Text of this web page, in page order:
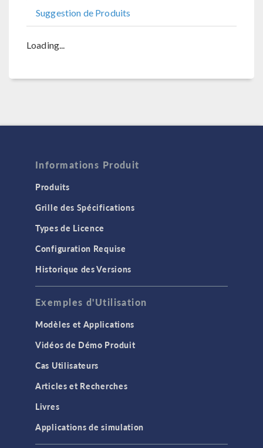
Suggestion de Produits
Loading...
Informations Produit
Produits
Grille des Spécifications
Types de Licence
Configuration Requise
Historique des Versions
Exemples d'Utilisation
Modèles et Applications
Vidéos de Démo Produit
Cas Utilisateurs
Articles et Recherches
Livres
Applications de simulation